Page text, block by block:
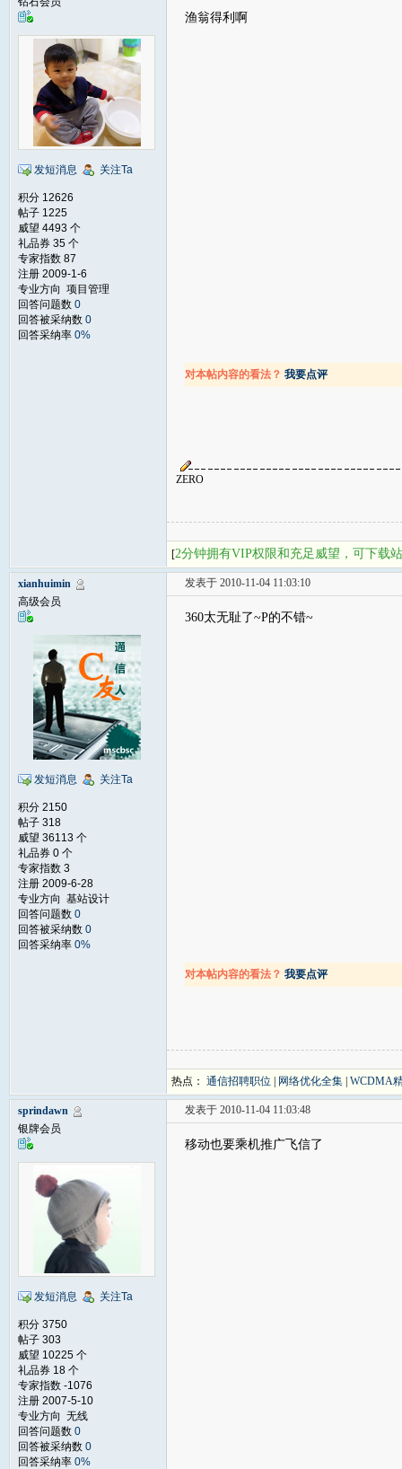
发短消息 关注Ta
积分 12626
帖子 1225
威望 4493 个
礼品券 35 个
专家指数 87
注册 2009-1-6
专业方向 项目管理
回答问题数 0
回答被采纳数 0
回答采纳率 0%
渔翁得利啊
对本帖内容的看法？ 我要点评
ZERO
[2分钟拥有VIP权限和充足威望，可下载
xianhuimin
高级会员
发短消息 关注Ta
积分 2150
帖子 318
威望 36113 个
礼品券 0 个
专家指数 3
注册 2009-6-28
专业方向 基站设计
回答问题数 0
回答被采纳数 0
回答采纳率 0%
发表于 2010-11-04 11:03:10
360太无耻了~P的不错~
对本帖内容的看法？ 我要点评
热点： 通信招聘职位 网络优化全集 WCDMA
sprindawn
银牌会员
发短消息 关注Ta
积分 3750
帖子 303
威望 10225 个
礼品券 18 个
专家指数 -1076
注册 2007-5-10
专业方向 无线
回答问题数 0
回答被采纳数 0
回答采纳率 0%
发表于 2010-11-04 11:03:48
移动也要乘机推广飞信了